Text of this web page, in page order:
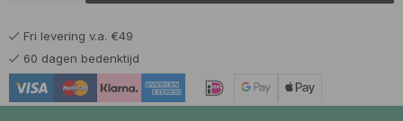
Fri levering v.a. €49
60 dagen bedenktijd